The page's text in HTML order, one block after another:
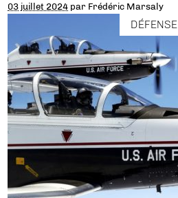
03 juillet 2024 par Frédéric Marsaly
DÉFENSE